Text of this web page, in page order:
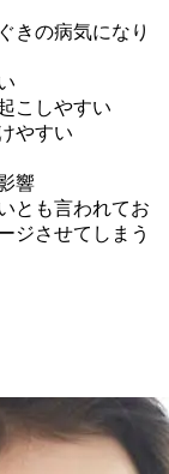
きの病気になり
こしやすい
やすい
響
とも言われてお
ジさせてしまう